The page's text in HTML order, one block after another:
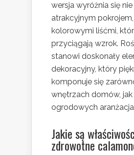
wersja wyróżnia się
atrakcyjnym
kolorowymi liśćmi,
przyciągają wzrok.
stanowi doskonały
dekoracyjny, który
komponuje się
wnętrzach domów, jak
ogrodowych
Jakie są
zdrowotne